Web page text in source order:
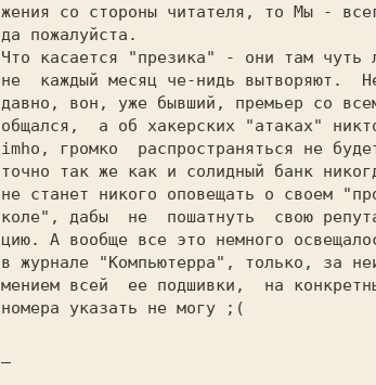
жения со стороны читателя, то Мы -
да пожалуйста.
Что касается "презика" - они там чуть
не  каждый месяц че-нидь вытворяют.
давно, вон, уже бывший, премьер со
общался,  а об хакерских "атаках"
imho, громко  распространяться не
точно так же как и солидный банк
не станет никого оповещать о своем
коле", дабы  не  пошатнуть  свою
цию. А вообще все это немного
в журнале "Компьютерра", только, за
мением всей  ее подшивки,  на
номера указать не могу ;(